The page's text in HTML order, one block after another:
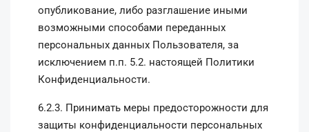
опубликование, либо разглашение иными
возможными способами переданных
персональных данных Пользователя, за
исключением п.п. 5.2. настоящей Политики
Конфиденциальности.
6.2.3. Принимать меры предосторожности для
защиты конфиденциальности персональных